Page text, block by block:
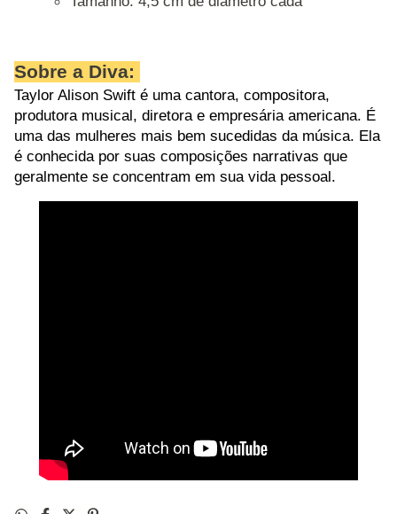
Sobre a Diva:
Taylor Alison Swift é uma cantora, compositora,
produtora musical, diretora e empresária americana. É
uma das mulheres mais bem sucedidas da música. Ela
é conhecida por suas composições narrativas que
geralmente se concentram em sua vida pessoal.